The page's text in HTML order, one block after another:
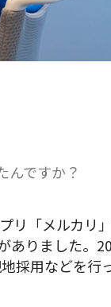
んですか？
リ「メルカリ
りました。
採用などを行